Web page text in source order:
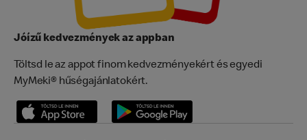
Jóízű kedvezmények az appban
Töltsd le az appot finom kedvezményekért és egyedi
MyMeki® hűségajánlatokért.